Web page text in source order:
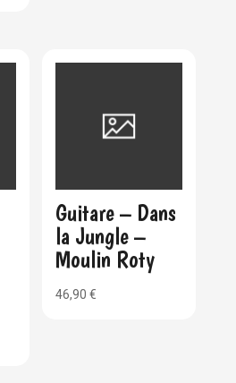
Guitare – Dans
la Jungle –
Moulin Roty
46,90€